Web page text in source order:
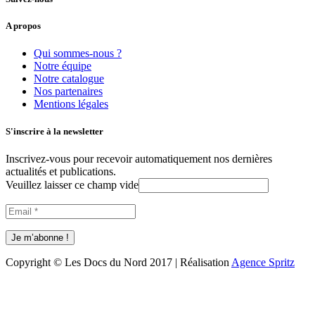
A propos
Qui sommes-nous ?
Notre équipe
Notre catalogue
Nos partenaires
Mentions légales
S'inscrire à la newsletter
Inscrivez-vous pour recevoir automatiquement nos dernières
actualités et publications.
Veuillez laisser ce champ vide
Copyright © Les Docs du Nord 2017 | Réalisation Agence Spritz